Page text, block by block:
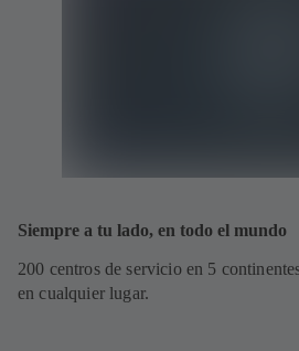
Siempre a tu lado, en todo el mundo
200 centros de servicio en 5
en cualquier lugar.